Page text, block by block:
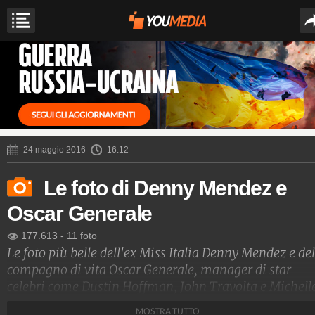
24 maggio 2016 16:12
Le foto di Denny Mendez e
Oscar Generale
177.613 - 11 foto
Le foto più belle dell'ex Miss Italia Denny Mendez e del
compagno di vita Oscar Generale, manager di star
celebri come Dustin Hoffman, John Travolta e
MOSTRA TUTTO